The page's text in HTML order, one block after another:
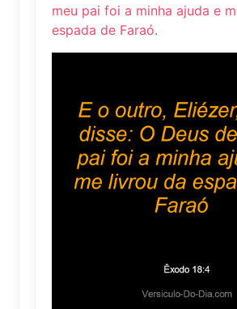
meu pai foi a minha ajuda e
espada de Faraó.